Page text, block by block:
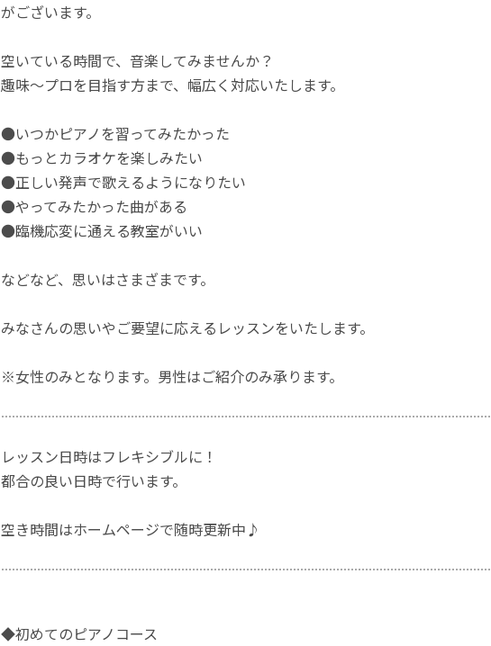
がございます。
空いている時間で、音楽してみませんか？
趣味～プロを目指す方まで、幅広く対応いたします。
●いつかピアノを習ってみたかった
●もっとカラオケを楽しみたい
●正しい発声で歌えるようになりたい
●やってみたかった曲がある
●臨機応変に通える教室がいい
などなど、思いはさまざまです。
みなさんの思いやご要望に応えるレッスンをいたします。
※女性のみとなります。男性はご紹介のみ承ります。
レッスン日時はフレキシブルに！
都合の良い日時で行います。
空き時間はホームページで随時更新中♪
◆初めてのピアノコース